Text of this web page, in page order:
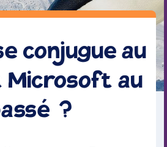
conjugue au
au
?